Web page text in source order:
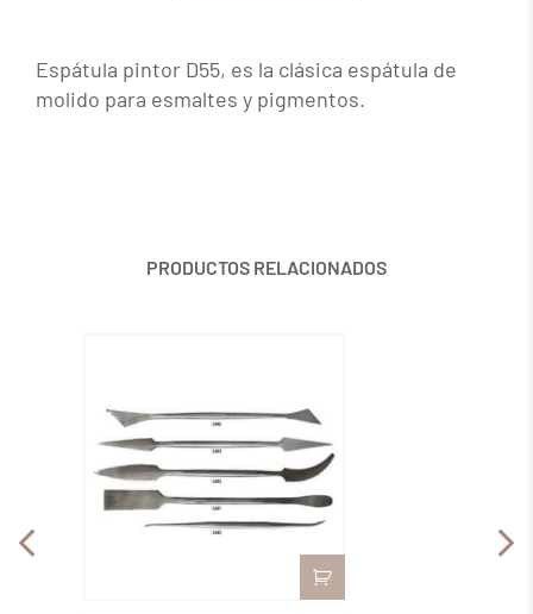
Espátula pintor D55, es la clásica espátula de
molido para esmaltes y pigmentos.
PRODUCTOS RELACIONADOS